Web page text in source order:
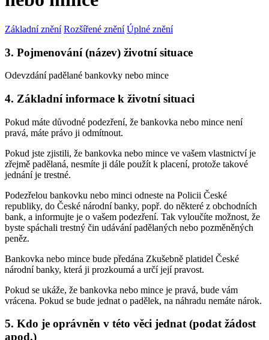
Základní znění Rozšířené znění Úplné znění
3. Pojmenování (název) životní situace
Odevzdání padělané bankovky nebo mince
4. Základní informace k životní situaci
Pokud máte důvodné podezření, že bankovka nebo mince není
pravá, máte právo ji odmítnout.
Pokud jste zjistili, že bankovka nebo mince ve vašem vlastnictví je
zřejmě padělaná, nesmíte ji dále použít k placení, protože takové
jednání je trestné.
Podezřelou bankovku nebo minci odneste na Policii České
republiky, do České národní banky, popř. do některé z obchodních
bank, a informujte je o vašem podezření. Tak vyloučíte možnost, že
byste spáchali trestný čin udávání padělaných nebo pozměněných
peněz.
Bankovka nebo mince bude předána Zkušebně platidel České
národní banky, která ji prozkoumá a určí její pravost.
Pokud se ukáže, že bankovka nebo mince je pravá, bude vám
vrácena. Pokud se bude jednat o padělek, na náhradu nemáte nárok.
5. Kdo je oprávněn v této věci jednat (podat žádost
apod.)